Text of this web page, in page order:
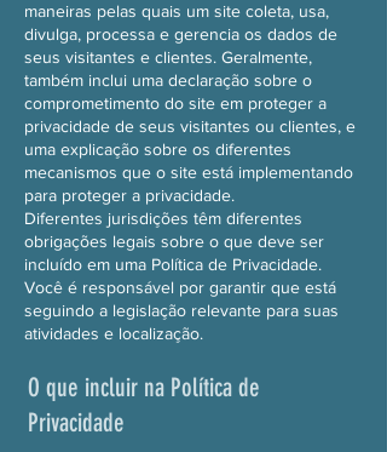
maneiras pelas quais um site coleta, usa,
divulga, processa e gerencia os dados de
seus visitantes e clientes. Geralmente,
também inclui uma declaração sobre o
comprometimento do site em proteger a
privacidade de seus visitantes ou clientes, e
uma explicação sobre os diferentes
mecanismos que o site está implementando
para proteger a privacidade.
Diferentes jurisdições têm diferentes
obrigações legais sobre o que deve ser
incluído em uma Política de Privacidade.
Você é responsável por garantir que está
seguindo a legislação relevante para suas
atividades e localização.
O que incluir na Política de
Privacidade